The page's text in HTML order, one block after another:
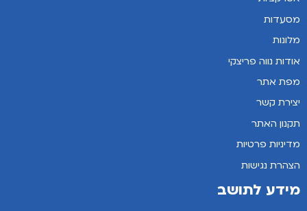
מסעדות
מלונות
אודות נווה פריצקי
מפת אתר
יצירת קשר
תקנון האתר
מדיניות פרטיות
הצהרת נגישות
מידע לתושב